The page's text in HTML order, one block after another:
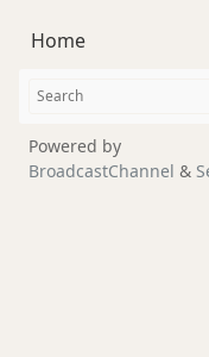
Home
Powered by
BroadcastChannel &